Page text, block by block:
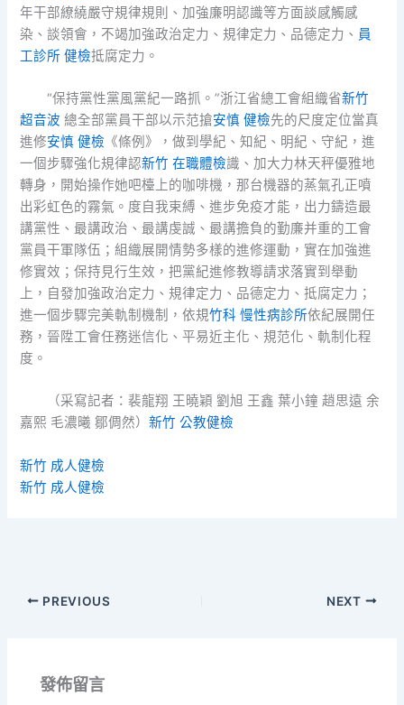
年干部繚繞嚴守規律規則、加強廉明認識等方面談感觸感
染、談領會，不竭加強政治定力、規律定力、品德定力、 員
工診所 健檢抵腐定力。
“保持黨性黨風黨紀一路抓。”浙江省總工會組織省新竹
超音波總全部黨員干部以示范搶安慎 健檢先的尺度定位當真
進修安慎 健檢 《條例》，做到學紀、知紀、明紀、守紀，進
一個步驟強化規律認新竹 在職體檢識、加大力林天秤優雅地
轉身，開始操作她吧檯上的咖啡機，那台機器的蒸氣孔正噴
出彩虹色的霧氣。度自我束縛、進步免疫才能，出力鑄造最
講黨性、最講政治、最講虔誠、最講擔負的勤廉并重的工會
黨員干軍隊伍；組織展開情勢多樣的進修運動，實在加強進
修實效；保持見行生效，把黨紀進修教導請求落實到舉動
上，自發加強政治定力、規律定力、品德定力、抵腐定力；
進一個步驟完美軌制機制，依規竹科 慢性病診所依紀展開任
務，晉陞工會任務迷信化、平易近主化、規范化、軌制化程
度。
（采寫記者：裴龍翔 王曉穎 劉旭 王鑫 葉小鐘 趙思遠 余
嘉熙 毛濃曦 鄒倜然）新竹 公教健檢
新竹 成人健檢
新竹 成人健檢
PREVIOUS NEXT
發佈留言